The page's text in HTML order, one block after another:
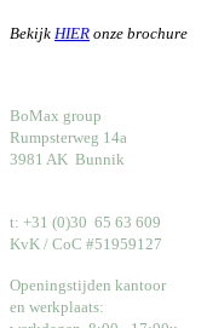
Bekijk HIER onze brochure
BoMax group
Rumpsterweg 14a
3981 AK Bunnik
t: +31 (0)30 65 63 609
KvK / CoC #51959127
Openingstijden kantoor
en werkplaats: